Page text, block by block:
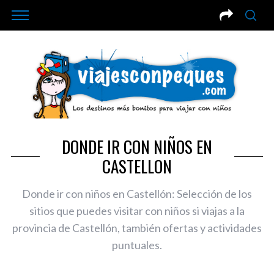
DONDE IR CON NIÑOS EN
CASTELLON
Donde ir con niños en Castellón: Selección de los
sitios que puedes visitar con niños si viajas a la
provincia de Castellón, también ofertas y actividades
puntuales.